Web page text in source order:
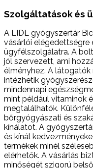
Szolgáltatások és
A LIDL gyógyszertár
vásárlói elégedettségre
ügyfélszolgálatra. A
jól szervezett, ami
élményhez. A látogatók
intézhetik
mindennapi
mint például vitaminok
megtalálhatók.
bőrgyógyászati és
kínálatot. A
és kínál
termékek minél
elérhetők. A vásárlás
minőségét szigorú